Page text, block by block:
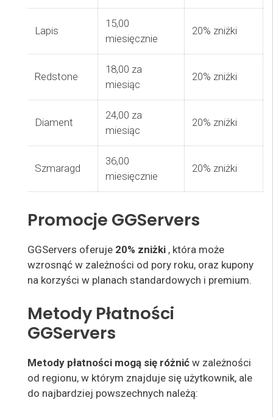
Lapis
15,00
miesięcznie
20% zniżki
Redstone
18,00 za
miesiąc
20% zniżki
Diament
24,00 za
miesiąc
20% zniżki
Szmaragd
36,00
miesięcznie
20% zniżki
Promocje GGServers
GGServers oferuje 20% zniżki , która może
wzrosnąć w zależności od pory roku, oraz kupony
na korzyści w planach standardowych i premium.
Metody Płatności
GGServers
Metody płatności mogą się różnić w zależności
od regionu, w którym znajduje się użytkownik, ale
do najbardziej powszechnych należą: